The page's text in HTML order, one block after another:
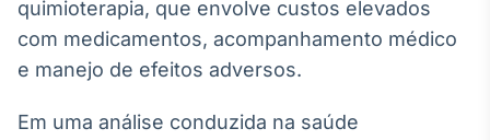
Em breve
quimioterapia, que envolve custos elevados
com medicamentos, acompanhamento médico
e manejo de efeitos adversos.
Em uma análise conduzida na saúde